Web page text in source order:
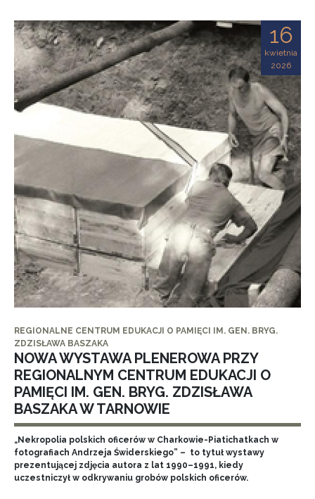
16
kwietnia
2026
REGIONALNE CENTRUM EDUKACJI O PAMIĘCI IM. GEN. BRYG.
ZDZISŁAWA BASZAKA
NOWA WYSTAWA PLENEROWA PRZY
REGIONALNYM CENTRUM EDUKACJI O
PAMIĘCI IM. GEN. BRYG. ZDZISŁAWA
BASZAKA W TARNOWIE
„Nekropolia polskich oficerów w Charkowie-Piatichatkach w
fotografiach Andrzeja Świderskiego” – to tytuł wystawy
prezentującej zdjęcia autora z lat 1990–1991, kiedy
uczestniczył w odkrywaniu grobów polskich oficerów.